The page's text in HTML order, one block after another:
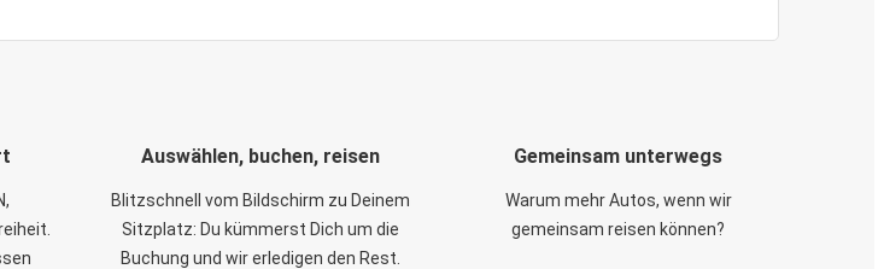
Auswählen, buchen, reisen
Blitzschnell vom Bildschirm zu Deinem
Sitzplatz: Du kümmerst Dich um die
Buchung und wir erledigen den Rest.
Gemeinsam unterwegs
Warum mehr Autos, wenn wir
gemeinsam reisen können?